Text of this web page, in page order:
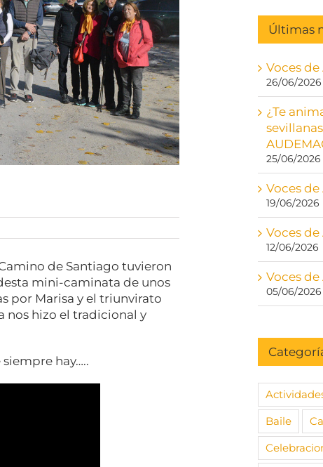
de Santiago tuvieron
mini-caminata de unos
por Marisa y el triunvirato
nos hizo el tradicional y
hay…..
Últimas
Voces de
26/06/2026
¿Te
25/06/2026
Voces de
19/06/2026
Voces de
12/06/2026
Voces de
05/06/2026
Baile